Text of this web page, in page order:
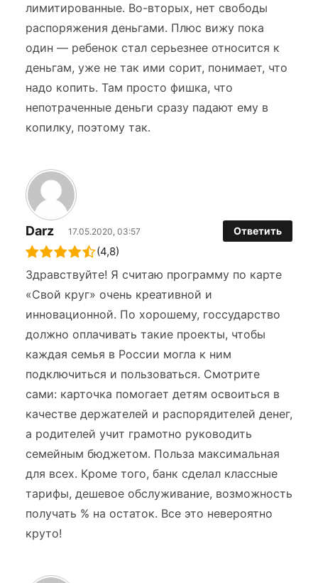
лимитированные. Во-вторых, нет свободы
распоряжения деньгами. Плюс вижу пока
один — ребенок стал серьезнее относится к
деньгам, уже не так ими сорит, понимает, что
надо копить. Там просто фишка, что
непотраченные деньги сразу падают ему в
копилку, поэтому так.
Darz 17.05.2020, 03:57 Ответить
(4,8)
Здравствуйте! Я считаю программу по карте
«Свой круг» очень креативной и
инновационной. По хорошему, госсударство
должно оплачивать такие проекты, чтобы
каждая семья в России могла к ним
подключиться и пользоваться. Смотрите
сами: карточка помогает детям освоиться в
качестве держателей и распорядителей денег,
а родителей учит грамотно руководить
семейным бюджетом. Польза максимальная
для всех. Кроме того, банк сделал классные
тарифы, дешевое обслуживание, возможность
получать % на остаток. Все это невероятно
круто!